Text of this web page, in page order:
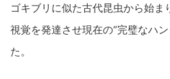
ゴキブリに似た古代昆虫から始
視覚を発達させ現在の“完璧なハ
た。